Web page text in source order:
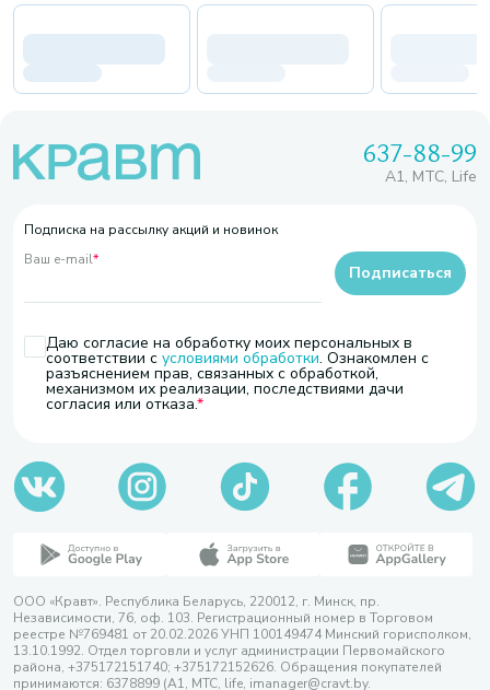
637-88-99
A1, МТС, Life
Подписка на рассылку акций и новинок
Ваш e-mail*
Даю согласие на обработку моих персональных в
соответствии с условиями обработки. Ознакомлен с
разъяснением прав, связанных с обработкой,
механизмом их реализации, последствиями дачи
согласия или отказа.
Подписаться
ООО «Кравт». Республика Беларусь, 220012, г. Минск, пр.
Независимости, 76, оф. 103. Регистрационный номер в Торговом
реестре №769481 от 20.02.2026 УНП 100149474 Минский горисполком,
13.10.1992. Отдел торговли и услуг администрации Первомайского
района, +375172151740; +375172152626. Обращения покупателей
принимаются: 6378899 (А1, МТС, life, imanager@cravt.by.